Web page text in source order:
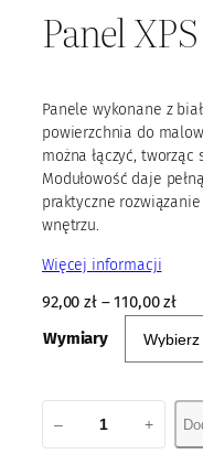
Panel
Panele wykonane z
powierzchnia do
można łączyć,
Modułowość daje
praktyczne
wnętrzu.
Więcej informacji
92,00zł–110,00zł
Wymiary
– +